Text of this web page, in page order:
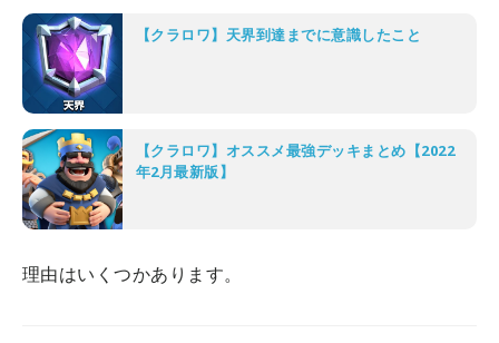
【クラロワ】天界到達までに意識したこと
【クラロワ】オススメ最強デッキまとめ【2022
年2月最新版】
理由はいくつかあります。